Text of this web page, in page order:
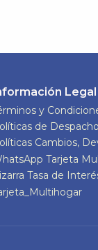
y
de
Cambios,
Tarjeta
Tasa de